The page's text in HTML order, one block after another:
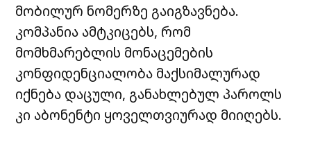
მობილურ ნომერზე გაიგზავნება.
კომპანია ამტკიცებს, რომ
მომხმარებლის მონაცემების
კონფიდენციალობა მაქსიმალურად
იქნება დაცული, განახლებულ პაროლს
კი აბონენტი ყოველთვიურად მიიღებს.